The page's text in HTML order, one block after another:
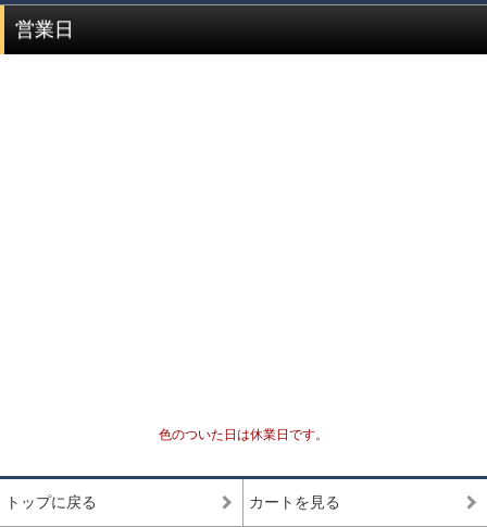
す。
国内でトップクオリティ *1として販売されているライ
一般的に天然石市場に流通しており、国内・国外問
営業日
色のついた日は休業日です。
トップに戻る カートを見る